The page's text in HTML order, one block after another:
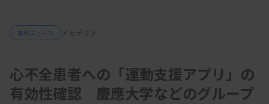
業界ニュース アカデミア
心不全患者への「運動支援アプリ」の
有効性確認 慶應大学などのグループ